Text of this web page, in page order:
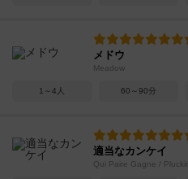
メドウ
Meadow
1～4人 60～90分
適当なカンケイ
Qui Paire Gagne /